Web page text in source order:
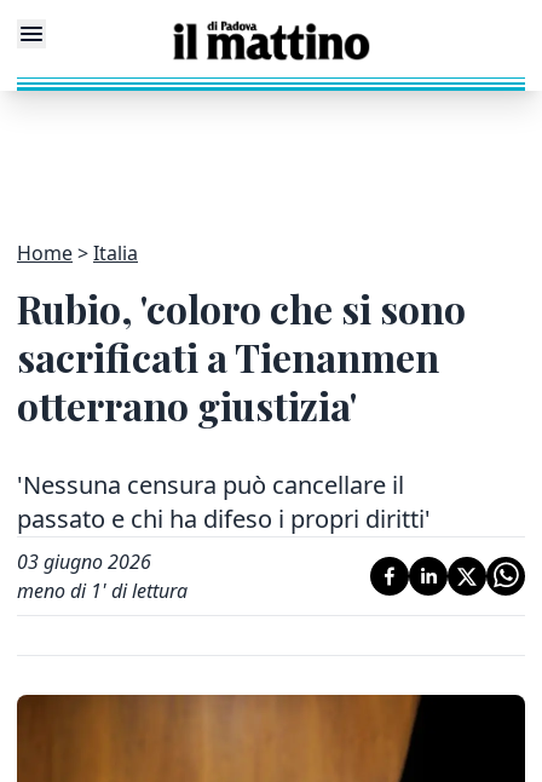
Home Italia
Rubio, 'coloro che si sono
sacrificati a Tienanmen
otterrano giustizia'
'Nessuna censura può cancellare il
passato e chi ha difeso i propri diritti'
03 giugno 2026
meno di 1' di lettura